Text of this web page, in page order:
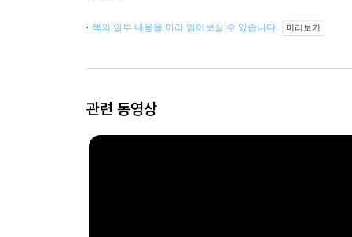
책의 일부 내용을 미리 읽어보실 수 있습니다. 미리보기
관련 동영상